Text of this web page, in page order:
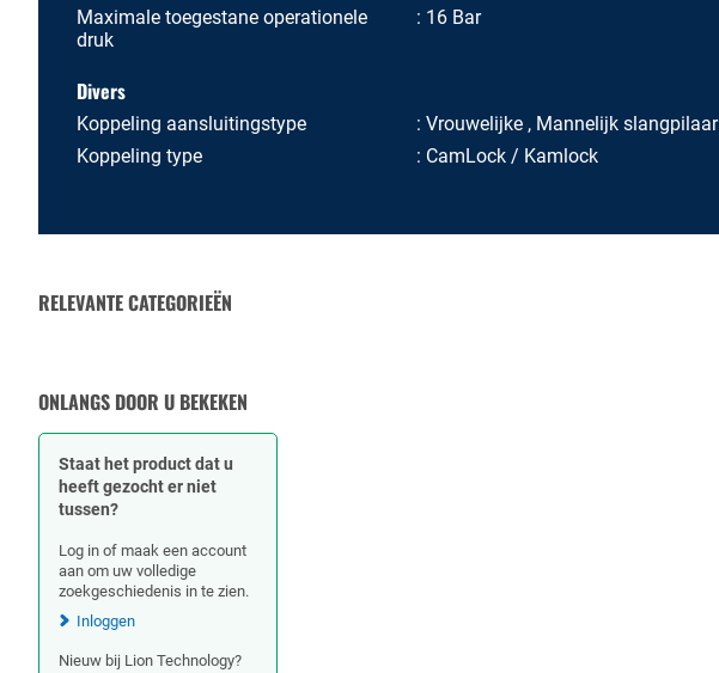
Maximale toegestane operationele
druk
16 Bar
Divers
Koppeling aansluitingstype
Vrouwelijke , Mannelijk slangpilaar
Koppeling type
CamLock / Kamlock
RELEVANTE CATEGORIEËN
ONLANGS DOOR U BEKEKEN
Staat het product dat u
heeft gezocht er niet
tussen?
Log in of maak een account
aan om uw volledige
zoekgeschiedenis in te zien.
Inloggen
Nieuw bij Lion Technology?